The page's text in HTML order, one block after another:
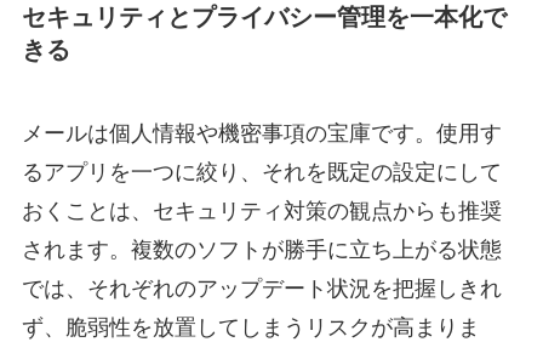
セキュリティとプライバシー管理を一本化で
きる
メールは個人情報や機密事項の宝庫です。使用す
るアプリを一つに絞り、それを既定の設定にして
おくことは、セキュリティ対策の観点からも推奨
されます。複数のソフトが勝手に立ち上がる状態
では、それぞれのアップデート状況を把握しきれ
ず、脆弱性を放置してしまうリスクが高まりま